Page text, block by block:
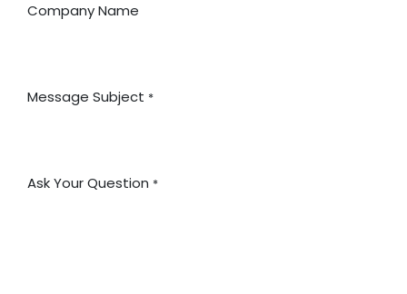
Company Name
Message Subject *
Ask Your Question *